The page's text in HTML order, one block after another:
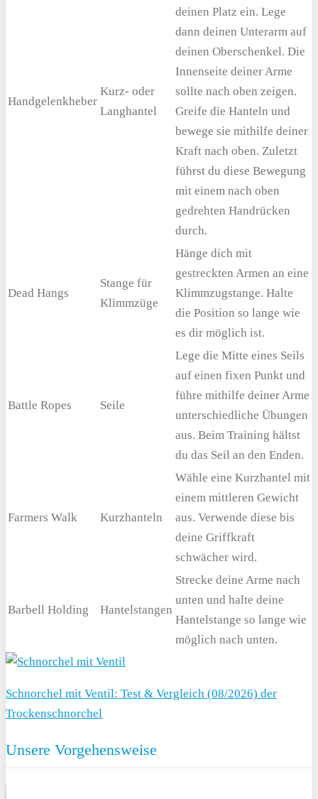
Handgelenkheber
Kurz- oder
Langhantel
deinen Platz ein. Lege
dann deinen Unterarm auf
deinen Oberschenkel. Die
Innenseite deiner Arme
sollte nach oben zeigen.
Greife die Hanteln und
bewege sie mithilfe deiner
Kraft nach oben. Zuletzt
führst du diese Bewegung
mit einem nach oben
gedrehten Handrücken
durch.
Dead Hangs
Stange für
Klimmzüge
Hänge dich mit
gestreckten Armen an eine
Klimmzugstange. Halte
die Position so lange wie
es dir möglich ist.
Battle Ropes Seile
Lege die Mitte eines Seils
auf einen fixen Punkt und
führe mithilfe deiner Arme
unterschiedliche Übungen
aus. Beim Training hältst
du das Seil an den Enden.
Farmers Walk Kurzhanteln
Wähle eine Kurzhantel mit
einem mittleren Gewicht
aus. Verwende diese bis
deine Griffkraft
schwächer wird.
Barbell Holding Hantelstangen
Strecke deine Arme nach
unten und halte deine
Hantelstange so lange wie
möglich nach unten.
Schnorchel mit Ventil: Test & Vergleich (08/2026) der
Trockenschnorchel
Unsere Vorgehensweise